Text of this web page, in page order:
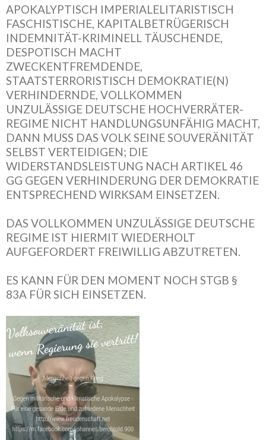
APOKALYPTISCH IMPERIALELITARISTISCH
FASCHISTISCHE, KAPITALBETRÜGERISCH
INDEMNITÄT-KRIMINELL TÄUSCHENDE,
DESPOTISCH MACHT
ZWECKENTFREMDENDE,
STAATSTERRORISTISCH DEMOKRATIE(N)
VERHINDERNDE, VOLLKOMMEN
UNZULÄSSIGE DEUTSCHE HOCHVERRÄTER-
REGIME NICHT HANDLUNGSUNFÄHIG MACHT,
DANN MUSS DAS VOLK SEINE SOUVERÄNITÄT
SELBST VERTEIDIGEN; DIE
WIDERSTANDSLEISTUNG NACH ARTIKEL 46
GG GEGEN VERHINDERUNG DER DEMOKRATIE
ENTSPRECHEND WIRKSAM EINSETZEN.
DAS VOLLKOMMEN UNZULÄSSIGE DEUTSCHE
REGIME IST HIERMIT WIEDERHOLT
AUFGEFORDERT FREIWILLIG ABZUTRETEN.
ES KANN FÜR DEN MOMENT NOCH STGB §
83A FÜR SICH EINSETZEN.